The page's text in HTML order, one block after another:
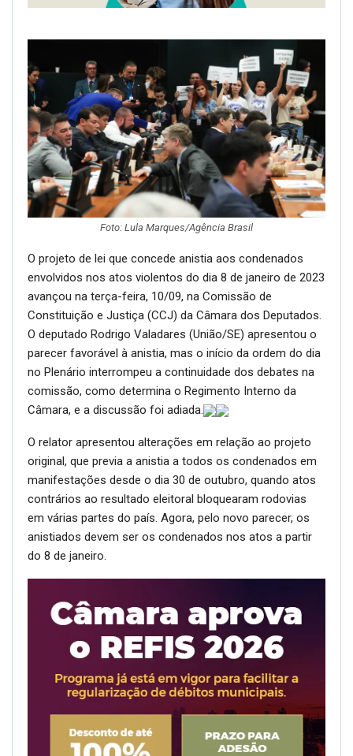
Foto: Lula Marques/Agência Brasil
O projeto de lei que concede anistia aos condenados
envolvidos nos atos violentos do dia 8 de janeiro de 2023
avançou na terça-feira, 10/09, na Comissão de
Constituição e Justiça (CCJ) da Câmara dos Deputados.
O deputado Rodrigo Valadares (União/SE) apresentou o
parecer favorável à anistia, mas o início da ordem do dia
no Plenário interrompeu a continuidade dos debates na
comissão, como determina o Regimento Interno da
Câmara, e a discussão foi adiada.
O relator apresentou alterações em relação ao projeto
original, que previa a anistia a todos os condenados em
manifestações desde o dia 30 de outubro, quando atos
contrários ao resultado eleitoral bloquearam rodovias
em várias partes do país. Agora, pelo novo parecer, os
anistiados devem ser os condenados nos atos a partir
do 8 de janeiro.